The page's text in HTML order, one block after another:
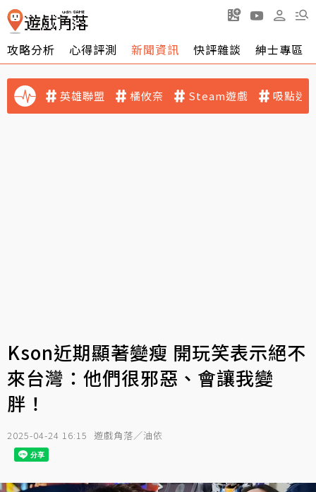
攻略分析 心得評測 新聞資訊 快評雜談 紳士專區
英雄聯盟 橘攸奈 Steam遊戲 吸點迷
Kson近期顯著變瘦 開玩笑表示絕不
來台灣：他們很邪惡、會讓我變
胖！
2025-04-24 16:15 遊戲角落／油依